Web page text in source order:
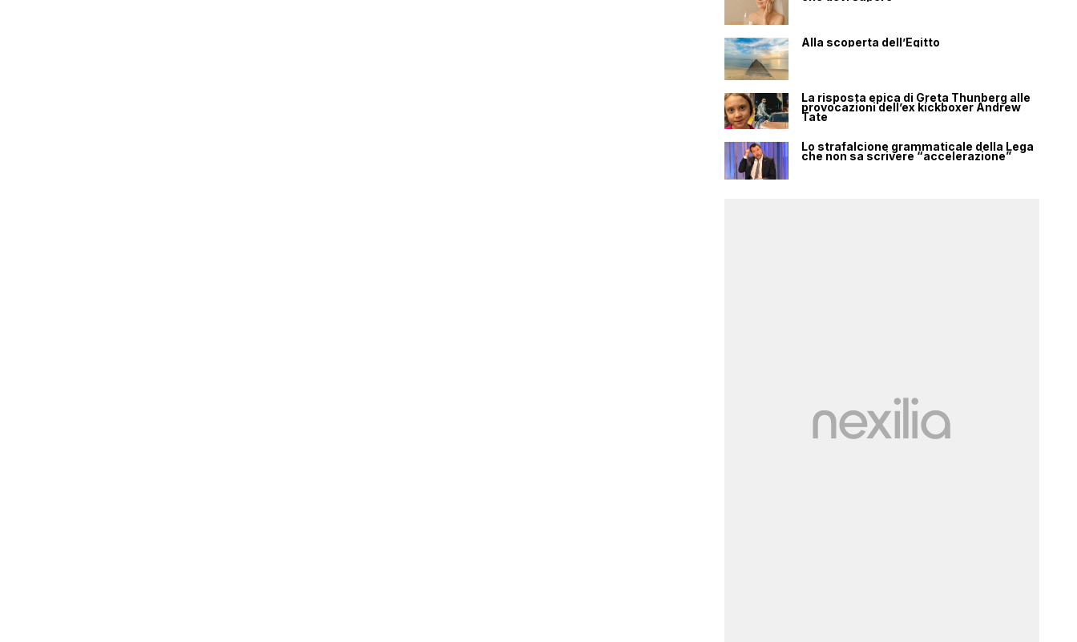
Alla scoperta dell’Egitto
La risposta epica di Greta Thunberg alle
provocazioni dell’ex kickboxer Andrew
Tate
Lo strafalcione grammaticale della Lega
che non sa scrivere “accelerazione”